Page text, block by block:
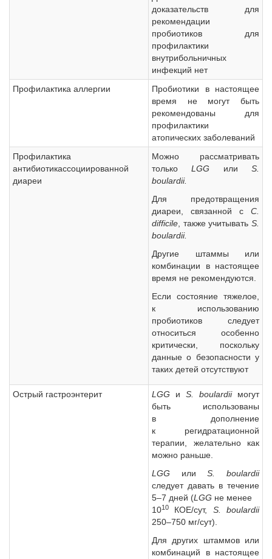
доказательств для
рекомендации
пробиотиков для
профилактики
внутрибольничных
инфекций нет
Профилактика аллергии
Пробиотики в настоящее
время не могут быть
рекомендованы для
профилактики
атопических заболеваний
Профилактика
антибиотикассоциированной
диареи
Можно рассматривать
толькоLGG илиS.
boulardii.
Для предотвращения
диареи, связанной с C.
difficile , также учитывать S.
boulardii.
Другие штаммы или
комбинации в настоящее
время не рекомендуются.
Если состояние тяжелое,
к использованию
пробиотиков следует
относиться особенно
критически, поскольку
данные о безопасности у
таких детей отсутствуют
Острый гастроэнтерит LGG и S. boulardiiмогут
быть использованы
в дополнение
к регидратационной
терапии, желательно как
можно раньше.
LGG илиS. boulardii
следует давать в течение
5–7 дней (LGG не менее
1010 КОЕ/сут, S. boulardii
250–750 мг/сут).
Для других штаммов или
комбинаций в настоящее